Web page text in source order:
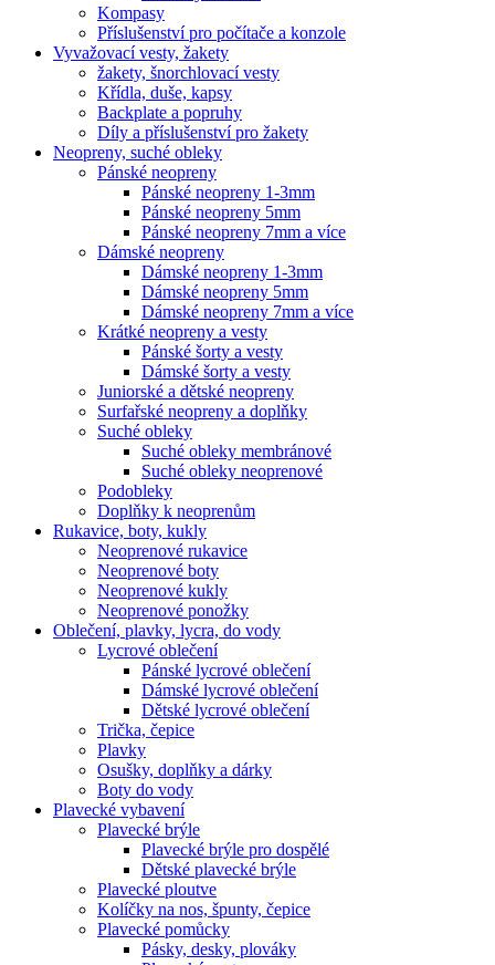
Kompasy
Příslušenství pro počítače a konzole
Vyvažovací vesty, žakety
žakety, šnorchlovací vesty
Křídla, duše, kapsy
Backplate a popruhy
Díly a příslušenství pro žakety
Neopreny, suché obleky
Pánské neopreny
Pánské neopreny 1-3mm
Pánské neopreny 5mm
Pánské neopreny 7mm a více
Dámské neopreny
Dámské neopreny 1-3mm
Dámské neopreny 5mm
Dámské neopreny 7mm a více
Krátké neopreny a vesty
Pánské šorty a vesty
Dámské šorty a vesty
Juniorské a dětské neopreny
Surfařské neopreny a doplňky
Suché obleky
Suché obleky membránové
Suché obleky neoprenové
Podobleky
Doplňky k neoprenům
Rukavice, boty, kukly
Neoprenové rukavice
Neoprenové boty
Neoprenové kukly
Neoprenové ponožky
Oblečení, plavky, lycra, do vody
Lycrové oblečení
Pánské lycrové oblečení
Dámské lycrové oblečení
Dětské lycrové oblečení
Trička, čepice
Plavky
Osušky, doplňky a dárky
Boty do vody
Plavecké vybavení
Plavecké brýle
Plavecké brýle pro dospělé
Dětské plavecké brýle
Plavecké ploutve
Kolíčky na nos, špunty, čepice
Plavecké pomůcky
Pásky, desky, plováky